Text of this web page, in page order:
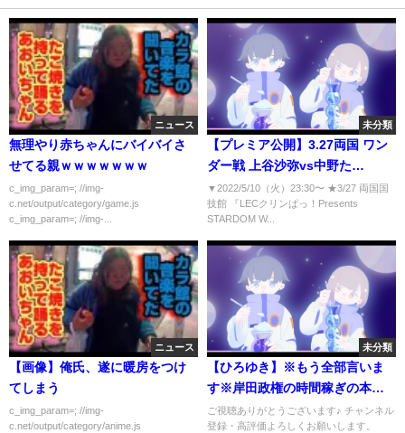
ニュース
無理やり赤ちゃんにバイバイさ
せてる親ｗｗｗｗｗｗｗ
c_img_param=; //img-
c.net/output/category/game.js
c_img_param=; //img-...
未分類
【プレミア公開】3.27両国 ワン
ダー戦 上谷沙弥vs中野た
む/KAIRIvsキッド/フューチャー
戦 羽南vs桜井/『We are
#123【STARDOM】
▼2022/5/10（火）23:30​​​​​​​​​​〜 ★3/27 両国国
技館 『LECクリンぱっ！Presents
STARDOM W...
ニュース
【画像】俺氏、遂に暖房をつけ
てしまう
c_img_param=; //img-
c.net/output/category/anime.js
未分類
【ひろゆき】※もう全部言いま
す※岸田政権の時間稼ぎの本当
の理由がコレ【切り抜き 2ちゃん
ねる 思考 論破 kirinuki きりぬき
ご視聴ありがとうございます♪ チャンネル
登録・高評価よろしくお願いします。